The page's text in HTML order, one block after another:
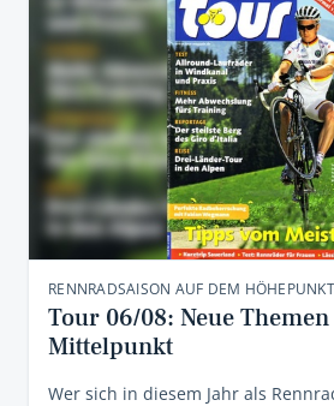
RENNRADSAISON AUF DEM
Tour 06/08: Neue
Mittelpunkt
Wer sich in diesem Jahr als